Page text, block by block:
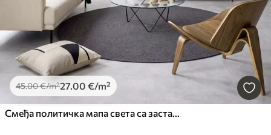
45.00€/m²27.00 €/m²
Смеђа политичка мапа света са заставама на енглеском језику